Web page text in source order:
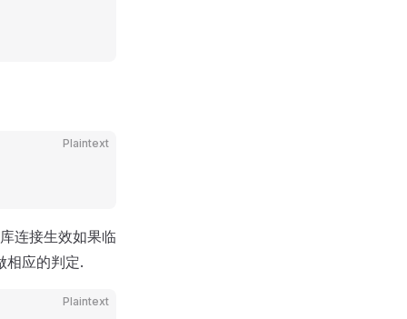
Plaintext
连接生效如果临
相应的判定.
Plaintext